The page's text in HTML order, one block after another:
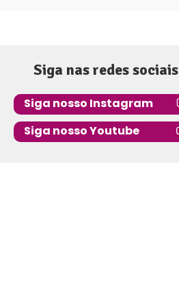
Siga nas redes sociais
Siga nosso Instagram
Siga nosso Youtube